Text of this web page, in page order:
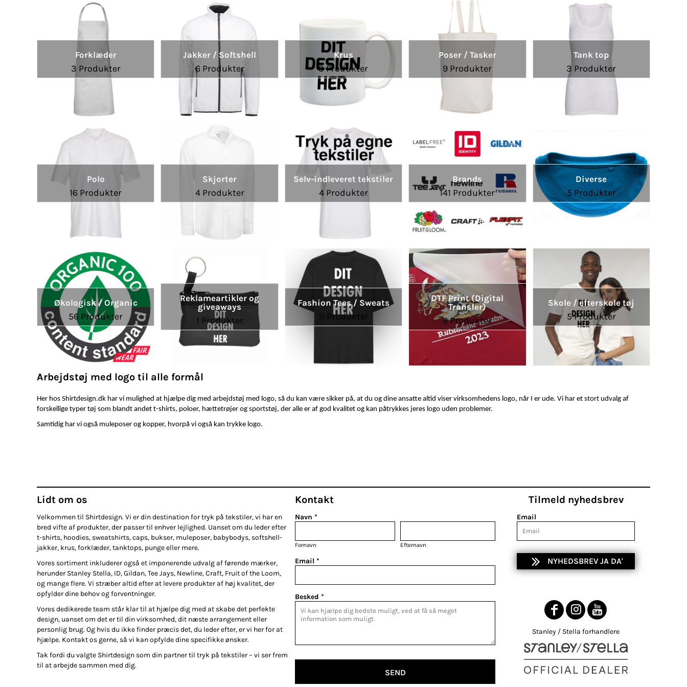
Forklæder
3 Produkter
Jakker / Softshell
6 Produkter
Krus
3 Produkter
Poser / Tasker
9 Produkter
Tank top
3 Produkter
Polo
16 Produkter
Skjorter
4 Produkter
Selv-indleveret tekstiler
4 Produkter
Brands
141 Produkter
Diverse
5 Produkter
Økologisk / Organic
56 Produkter
Reklameartikler og
giveaways
1 Produkter
Fashion Tees / Sweats
11 Produkter
DTF Print (Digital
Transfer)
6 Produkter
Skole / efterskole tøj
5 Produkter
Arbejdstøj med logo til alle formål
Her hos Shirtdesign.dk har vi mulighed at hjælpe dig med arbejdstøj med logo, så du kan være sikker på, at du og dine ansatte altid viser virksomhedens logo, når I er ude. Vi har et stort udvalg af
forskellige typer tøj som blandt andet t-shirts, poloer, hættetrøjer og sportstøj, der alle er af god kvalitet og kan påtrykkes jeres logo uden problemer.
Samtidig har vi også muleposer og kopper, hvorpå vi også kan trykke logo.
Lidt om os
Velkommen til Shirtdesign. Vi er din destination for tryk på tekstiler, vi har en
bred vifte af produkter, der passer til enhver lejlighed. Uanset om du leder efter
t-shirts, hoodies, sweatshirts, caps, bukser, muleposer, babybodys, softshell-
jakker, krus, forklæder, tanktops, punge eller mere.
Vores sortiment inkluderer også et imponerende udvalg af førende mærker,
herunder Stanley Stella, ID, Gildan, Tee Jays, Newline, Craft, Fruit of the Loom,
og mange flere. Vi stræber altid efter at levere produkter af høj kvalitet, der
opfylder dine behov og forventninger.
Vores dedikerede team står klar til at hjælpe dig med at skabe det perfekte
design, uanset om det er til din virksomhed, dit næste arrangement eller
personlig brug. Og hvis du ikke finder præcis det, du leder efter, er vi her for at
hjælpe. Kontakt os gerne, så vi kan opfylde dine specifikke ønsker.
Tak fordi du valgte Shirtdesign som din partner til tryk på tekstiler – vi ser frem
til at arbejde sammen med dig.
Kontakt
Navn *
Fornavn Efternavn
Email *
Besked *
SEND
Tilmeld nyhedsbrev
Email
NYHEDSBREV JA DA'
Stanley / Stella forhandlere